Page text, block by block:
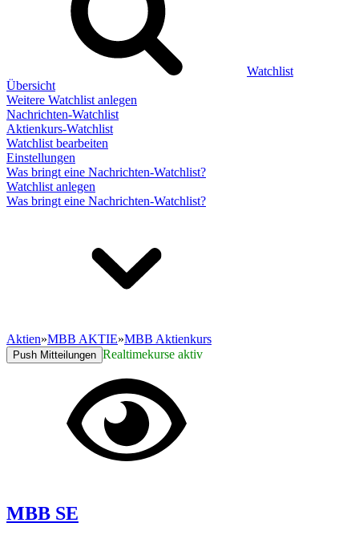
Watchlist
Übersicht
Weitere Watchlist anlegen
Nachrichten-Watchlist
Aktienkurs-Watchlist
Watchlist bearbeiten
Einstellungen
Was bringt eine Nachrichten-Watchlist?
Watchlist anlegen
Was bringt eine Nachrichten-Watchlist?
Aktien»MBB AKTIE»MBB Aktienkurs
Push Mitteilungen Realtimekurse aktiv
MBB SE